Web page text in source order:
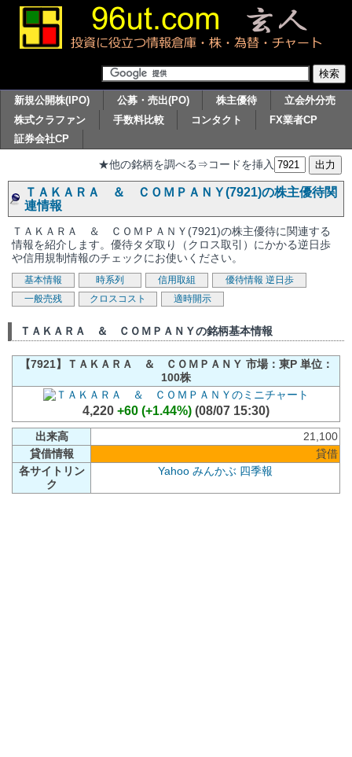
新規公開株(IPO) 公募・売出(PO) 株主優待
立会外分売
株式クラファン
手数料比較 コンタクト
FX業者CP
証券会社CP
★他の銘柄を調べる⇒コードを挿入
ＴＡＫＡＲＡ ＆ ＣＯＭＰＡＮＹ(7921)の株主優待関
連情報
ＴＡＫＡＲＡ ＆ ＣＯＭＰＡＮＹ(7921)の株主優待に関連する
情報を紹介します。優待タダ取り（クロス取引）にかかる逆日歩
や信用規制情報のチェックにお使いください。
基本情報 時系列 信用取組 優待情報 逆日歩
一般売残
クロスコスト 適時開示
ＴＡＫＡＲＡ ＆ ＣＯＭＰＡＮＹの銘柄基本情報
【7921】ＴＡＫＡＲＡ ＆ ＣＯＭＰＡＮＹ 市場：東P 単位：
100株
4,220 +60 (+1.44%) (08/07 15:30)
出来高
21,100
貸借情報
貸借
各サイトリン
ク
Yahoo みんかぶ 四季報